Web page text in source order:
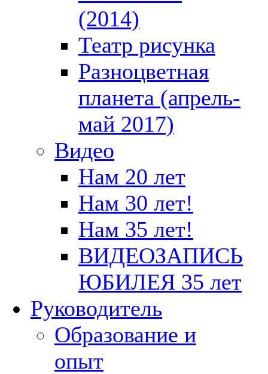
(2014)
Театр рисунка
Разноцветная
планета (апрель-
май 2017)
Видео
Нам 20 лет
Нам 30 лет!
Нам 35 лет!
ВИДЕОЗАПИСЬ
ЮБИЛЕЯ 35 лет
Руководитель
Образование и
опыт